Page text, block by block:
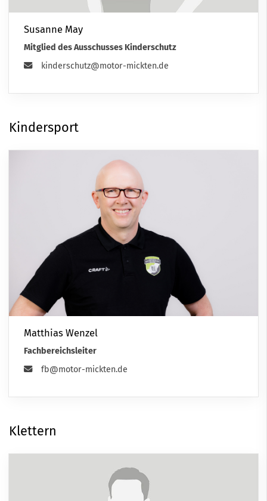
Susanne May
Mitglied des Ausschusses Kinderschutz
kinderschutz@motor-mickten.de
Kindersport
Matthias Wenzel
Fachbereichsleiter
fb@motor-mickten.de
Klettern